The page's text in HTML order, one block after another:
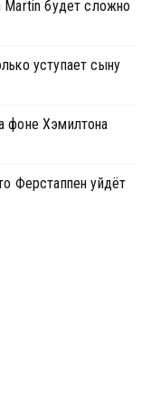
Martin будет сложно
уступает сыну
фоне Хэмилтона
Ферстаппен уйдёт